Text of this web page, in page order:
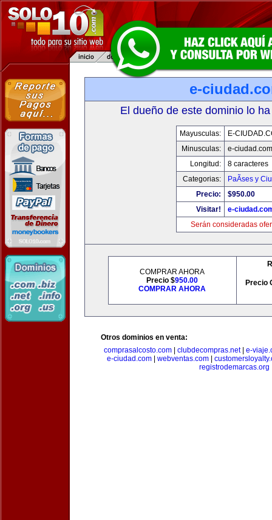
e-
El dueño de este dominio lo
Mayusculas:
E-
Minusculas:
e-ciudad.com
Longitud:
8 caracteres
Categorias:
PaÃ­ses y
Precio:
$950.00
Visitar!
e-
Serán consideradas
COMPRAR AHORA
Precio $950.00
COMPRAR AHORA
Precio
Otros dominios en venta:
comprasalcosto.com
clubdecompras.net| e-
e-ciudad.com| webventas.com|
registrodemarcas.org